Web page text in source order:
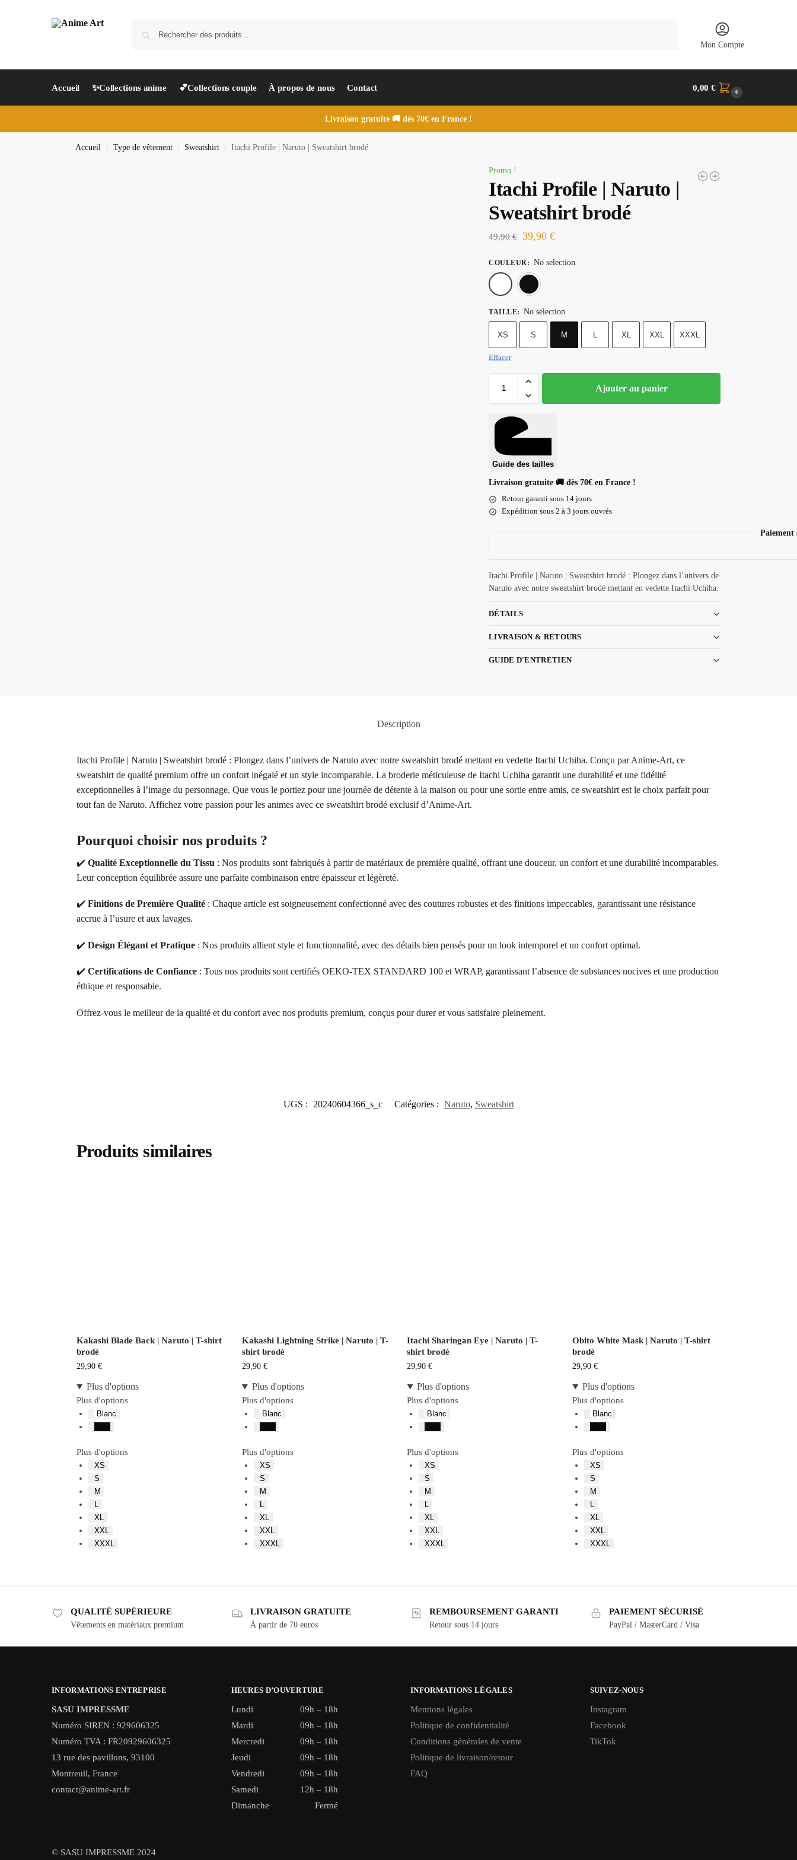
Mon Compte
Accueil ✨Collections anime 💕Collections couple À propos de nous Contact 0,00€ 0
Livraison gratuite 🚚 dès 70€ en France !
Accueil / Type de vêtement / Sweatshirt / Itachi Profile | Naruto | Sweatshirt brodé
Promo !
Itachi Profile | Naruto |
Sweatshirt brodé
49,90€ 39,90€
COULEUR : No selection
TAILLE: No selection
XS S M L XL XXL XXXL
Effacer
Ajouter au panier
Guide des tailles
Livraison gratuite 🚚 dès 70€ en France !
Retour garanti sous 14 jours
Expédition sous 2 à 3 jours ouvrés
Paiement
Itachi Profile | Naruto | Sweatshirt brodé : Plongez dans l’univers de
Naruto avec notre sweatshirt brodé mettant en vedette Itachi Uchiha.
DÉTAILS
LIVRAISON & RETOURS
GUIDE D'ENTRETIEN
Description
Itachi Profile | Naruto | Sweatshirt brodé : Plongez dans l’univers de Naruto avec notre sweatshirt brodé mettant en vedette Itachi Uchiha. Conçu par Anime-Art, ce
sweatshirt de qualité premium offre un confort inégalé et un style incomparable. La broderie méticuleuse de Itachi Uchiha garantit une durabilité et une fidélité
exceptionnelles à l’image du personnage. Que vous le portiez pour une journée de détente à la maison ou pour une sortie entre amis, ce sweatshirt est le choix parfait pour
tout fan de Naruto. Affichez votre passion pour les animes avec ce sweatshirt brodé exclusif d’Anime-Art.
Pourquoi choisir nos produits ?
✔️ Qualité Exceptionnelle du Tissu : Nos produits sont fabriqués à partir de matériaux de première qualité, offrant une douceur, un confort et une durabilité incomparables.
Leur conception équilibrée assure une parfaite combinaison entre épaisseur et légèreté.
✔️ Finitions de Première Qualité: Chaque article est soigneusement confectionné avec des coutures robustes et des finitions impeccables, garantissant une résistance
accrue à l’usure et aux lavages.
✔️ Design Élégant et Pratique: Nos produits allient style et fonctionnalité, avec des détails bien pensés pour un look intemporel et un confort optimal.
✔️ Certifications de Confiance: Tous nos produits sont certifiés OEKO-TEX STANDARD 100 et WRAP, garantissant l’absence de substances nocives et une production
éthique et responsable.
Offrez-vous le meilleur de la qualité et du confort avec nos produits premium, conçus pour durer et vous satisfaire pleinement.
UGS : 20240604366_s_c Catégories : Naruto, Sweatshirt
Produits similaires
Kakashi Blade Back | Naruto | T-shirt
brodé
29,90 €
Plus d'options
Plus d'options
Blanc
Plus d'options
XS
S
M
L
XL
XXL
XXXL
Kakashi Lightning Strike | Naruto | T-
shirt brodé
29,90 €
Plus d'options
Plus d'options
Blanc
Plus d'options
XS
S
M
L
XL
XXL
XXXL
Itachi Sharingan Eye | Naruto | T-
shirt brodé
29,90€
Plus d'options
Plus d'options
Blanc
Noir
Plus d'options
XS
S
M
L
XL
XXL
XXXL
Obito White Mask | Naruto | T-shirt
brodé
29,90€
Plus d'options
Plus d'options
Blanc
Noir
Plus d'options
XS
S
M
L
XL
XXL
XXXL
QUALITÉ SUPÉRIEURE
Vêtements en matériaux premium
LIVRAISON GRATUITE
À partir de 70 euros
REMBOURSEMENT GARANTI
Retour sous 14 jours
PAIEMENT SÉCURISÉ
PayPal / MasterCard / Visa
INFORMATIONS ENTREPRISE
SASU IMPRESSME
Numéro SIREN : 929606325
Numéro TVA : FR20929606325
13 rue des pavillons, 93100
Montreuil, France
contact@anime-art.fr
HEURES D’OUVERTURE
Lundi
09h – 18h
Mardi
09h – 18h
Mercredi
09h – 18h
Jeudi
09h – 18h
Vendredi
09h – 18h
Samedi
12h – 18h
Dimanche
Fermé
INFORMATIONS LÉGALES
Mentions légales
Politique de confidentialité
Conditions générales de vente
Politique de livraison/retour
FAQ
SUIVEZ-NOUS
Instagram
Facebook
TikTok
© SASU IMPRESSME 2024